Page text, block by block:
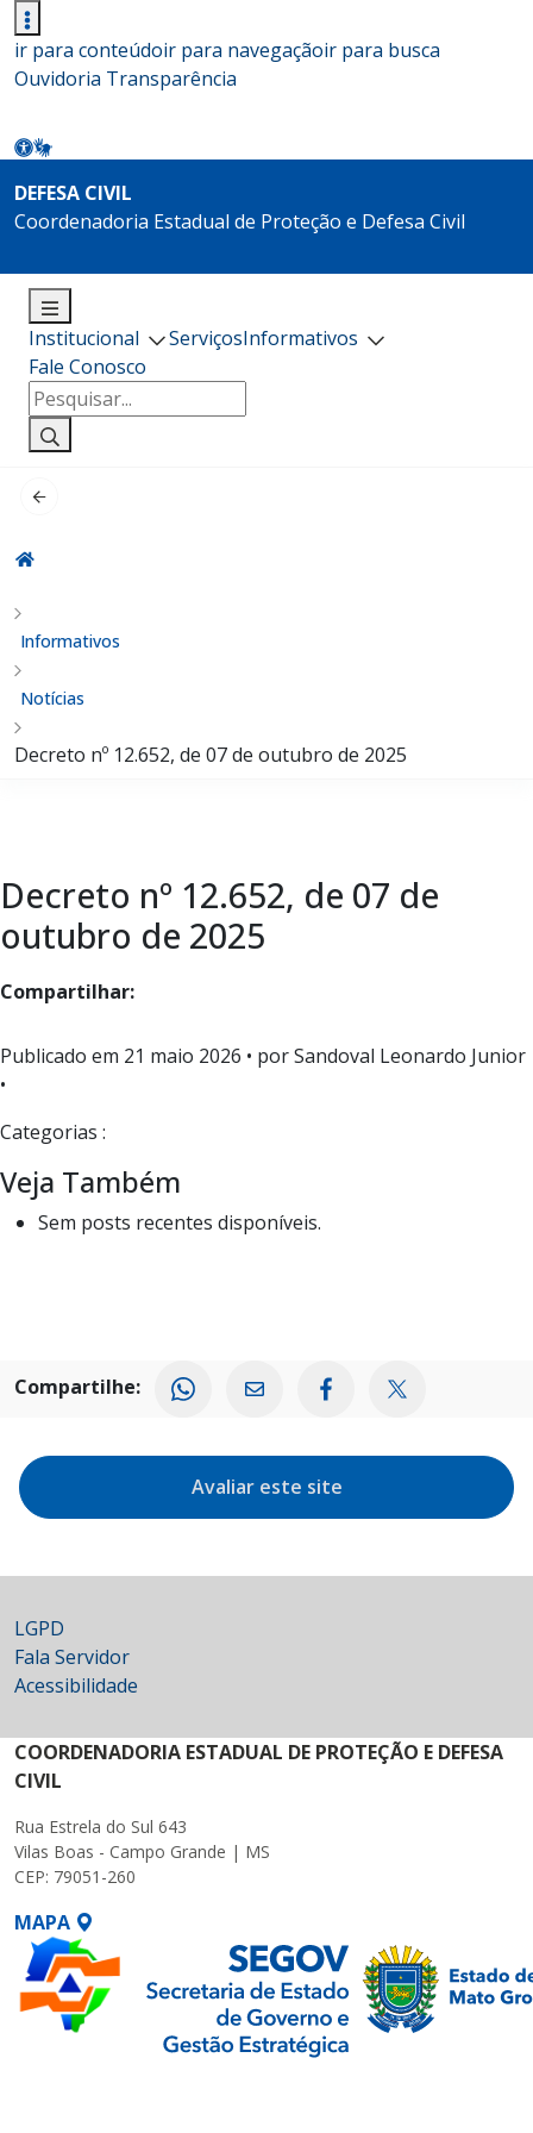
ir para conteúdoir para navegaçãoir para busca
Ouvidoria Transparência
DEFESA CIVIL
Coordenadoria Estadual de Proteção e Defesa Civil
Institucional ServiçosInformativos
Fale Conosco
Pesquisar
por:
Informativos
Notícias
Decreto nº 12.652, de 07 de outubro de 2025
Decreto nº 12.652, de 07 de
outubro de 2025
Compartilhar:
Publicado em 21 maio 2026 • por Sandoval Leonardo Junior
•
Categorias :
Veja Também
Sem posts recentes disponíveis.
Compartilhe:
Avaliar este site
LGPD
Fala Servidor
Acessibilidade
COORDENADORIA ESTADUAL DE PROTEÇÃO E DEFESA
CIVIL
Rua Estrela do Sul 643
Vilas Boas - Campo Grande | MS
CEP: 79051-260
MAPA